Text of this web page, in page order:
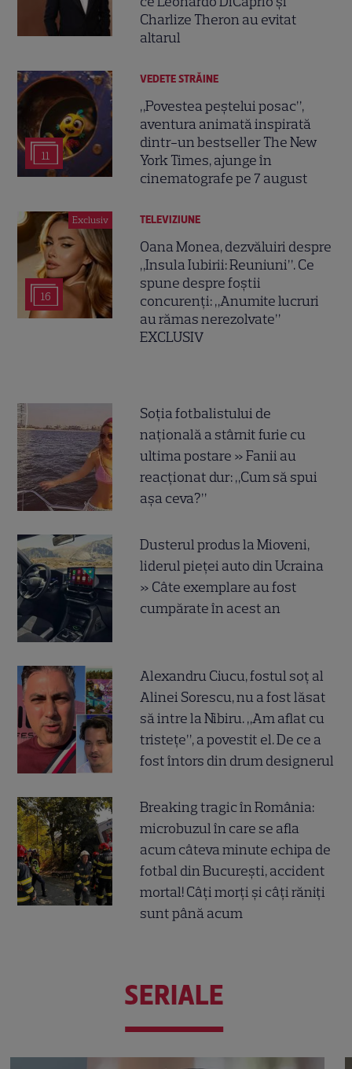
Charlize Theron au evitat
altarul
11
VEDETE STRĂINE
„Povestea peștelui posac”,
aventura animată inspirată
dintr-un bestseller The New
York Times, ajunge în
cinematografe pe 7 august
Exclusiv
16
TELEVIZIUNE
Oana Monea, dezvăluiri despre
„Insula Iubirii: Reuniuni”. Ce
spune despre foștii
concurenți: „Anumite lucruri
au rămas nerezolvate”
EXCLUSIV
Soția fotbalistului de
națională a stârnit furie cu
ultima postare » Fanii au
reacționat dur: „Cum să spui
așa ceva?”
Dusterul produs la Mioveni,
liderul pieței auto din Ucraina
» Câte exemplare au fost
cumpărate în acest an
Alexandru Ciucu, fostul soț al
Alinei Sorescu, nu a fost lăsat
să intre la Nibiru. „Am aflat cu
tristețe”, a povestit el. De ce a
fost întors din drum designerul
Breaking tragic în România:
microbuzul în care se afla
acum câteva minute echipa de
fotbal din București, accident
mortal! Câți morți și câți răniți
sunt până acum
SERIALE